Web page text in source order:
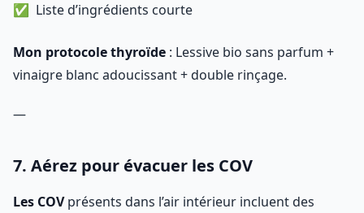
Liste d’ingrédients courte
Mon protocole thyroïde : Lessive bio sans parfum +
vinaigre blanc adoucissant + double rinçage.
—
7. Aérez pour évacuer les COV
Les COVprésents dans l’air intérieur incluent des